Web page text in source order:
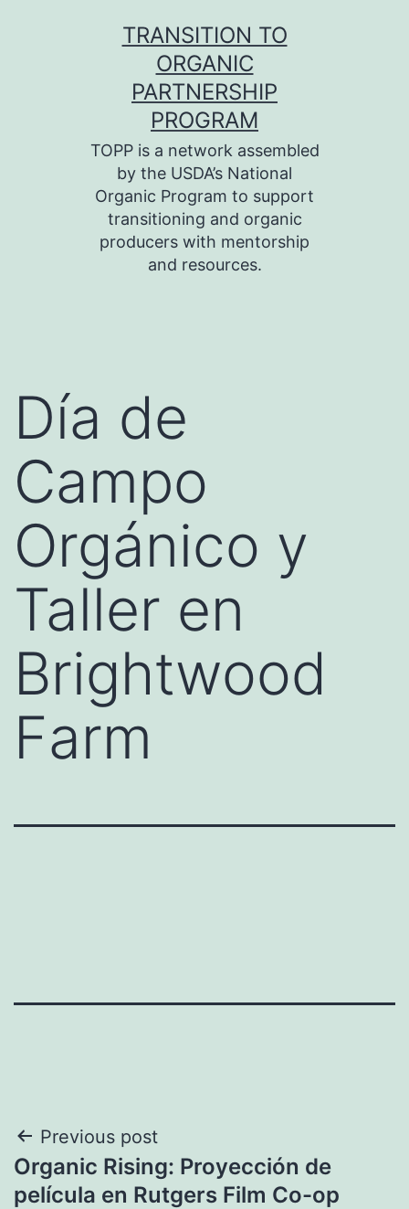
TRANSITION TO
ORGANIC
PARTNERSHIP
PROGRAM
TOPP is a network assembled
by the USDA’s National
Organic Program to support
transitioning and organic
producers with mentorship
and resources.
Día de
Campo
Orgánico y
Taller en
Brightwood
Farm
Navegación
de
Previous post
Organic Rising: Proyección de
película en Rutgers Film Co-op